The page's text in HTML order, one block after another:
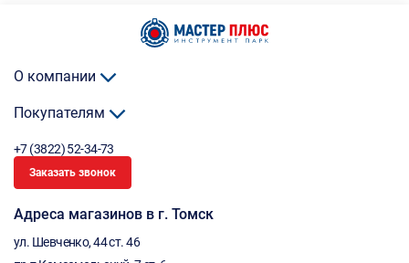
О компании
Покупателям
+7 (3822) 52-34-73
Заказать звонок
Адреса магазинов в г. Томск
ул. Шевченко, 44 ст. 46